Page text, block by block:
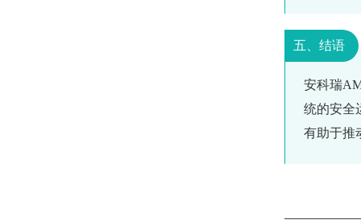
五、结语
安科瑞
统的安全
有助于推